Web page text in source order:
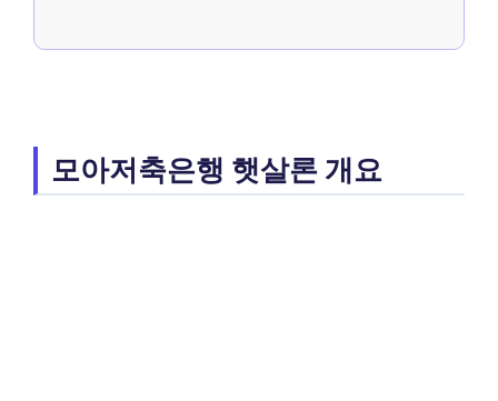
모아저축은행 햇살론 개요